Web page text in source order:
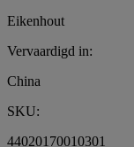
Eikenhout
Vervaardigd in:
China
SKU:
44020170010301